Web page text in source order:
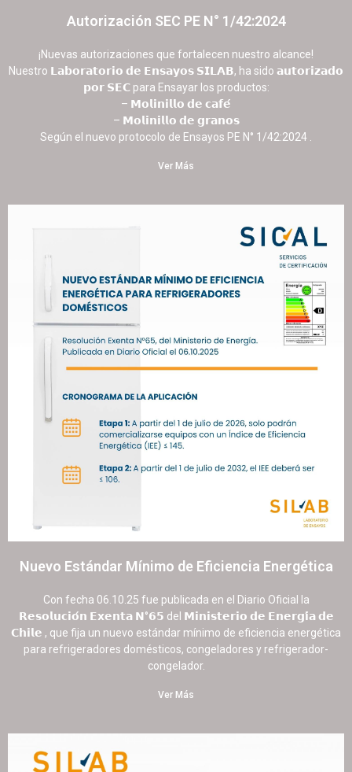
Autorización SEC PE N° 1/42:2024
¡Nuevas autorizaciones que fortalecen nuestro alcance!
Nuestro 𝗟𝗮𝗯𝗼𝗿𝗮𝘁𝗼𝗿𝗶𝗼 𝗱𝗲 𝗘𝗻𝘀𝗮𝘆𝗼𝘀 𝗦𝗜𝗟𝗔𝗕, ha sido 𝗮𝘂𝘁𝗼𝗿𝗶𝘇𝗮𝗱𝗼
𝗽𝗼𝗿 𝗦𝗘𝗖 para Ensayar los productos:
– 𝗠𝗼𝗹𝗶𝗻𝗶𝗹𝗹𝗼 𝗱𝗲 𝗰𝗮𝗳𝗲́
– 𝗠𝗼𝗹𝗶𝗻𝗶𝗹𝗹𝗼 𝗱𝗲 𝗴𝗿𝗮𝗻𝗼𝘀
Según el nuevo protocolo de Ensayos PE N° 1/42:2024 .
Ver Más
Nuevo Estándar Mínimo de Eficiencia Energética
Con fecha 06.10.25 fue publicada en el Diario Oficial la
𝗥𝗲𝘀𝗼𝗹𝘂𝗰𝗶𝗼́𝗻 𝗘𝘅𝗲𝗻𝘁𝗮 𝗡°𝟲𝟱 del 𝗠𝗶𝗻𝗶𝘀𝘁𝗲𝗿𝗶𝗼 𝗱𝗲 𝗘𝗻𝗲𝗿𝗴𝗶́𝗮 𝗱𝗲
𝗖𝗵𝗶𝗹𝗲 , que fija un nuevo estándar mínimo de eficiencia energética
para refrigeradores domésticos, congeladores y refrigerador-
congelador.
Ver Más